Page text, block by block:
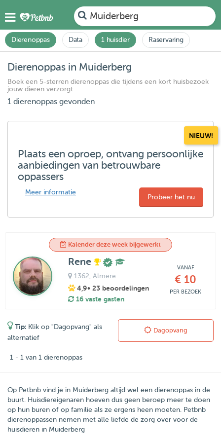
Muiderberg
Dierenoppas Data 1 huisdier Raservaring
Dierenoppas in Muiderberg
Boek een 5-sterren dierenoppas die tijdens een kort huisbezoek
jouw dieren verzorgt
1 dierenoppas gevonden
NIEUW!
Plaats een oproep, ontvang persoonlijke
aanbiedingen van betrouwbare
oppassers
Meer informatie
Probeer het nu
Kalender deze week bijgewerkt
Rene
1362 , Almere
4,9• 23 beoordelingen
16 vaste gasten
VANAF
€ 10
PER BEZOEK
Tip: Klik op "Dagopvang" als
alternatief
Dagopvang
1 - 1 van 1 dierenoppas
Op Petbnb vind je in Muiderberg altijd wel een dierenoppas in de
buurt. Huisdiereigenaren hoeven dus geen beroep meer te doen
op hun buren of op familie als ze ergens heen moeten. Petbnb
dierenoppassen nemen met alle liefde de zorg over voor de
huisdieren in Muiderberg